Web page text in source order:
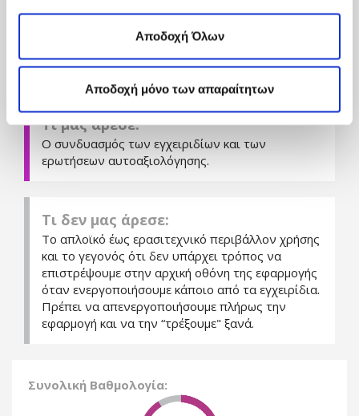
CookiesΕδώκαι τους διαφορετικούς τύπους Cookies
επιλέγοντας «Ρυθμίσεις Cookies», και τροποποίησε ανά
Αποδοχή Όλων
Αποδοχή μόνο των απαραίτητων
Σε καμμιά περίπτωση η εφαρμογή δεν
αντικαθιστά την πλήρη θεωρητική εκπαίδευση
ενός οδηγού, αλλά σίγουρα αποτελεί ένα ωραίο
ενισχυτικό εργαλείο.
Τι μας άρεσε:
Ο συνδυασμός των εγχειριδίων και των
ερωτήσεων αυτοαξιολόγησης.
Τι δεν μας άρεσε:
Το απλοϊκό έως ερασιτεχνικό περιβάλλον χρήσης
και το γεγονός ότι δεν υπάρχει τρόπος να
επιστρέψουμε στην αρχική οθόνη της εφαρμογής
όταν ενεργοποιήσουμε κάποιο από τα εγχειρίδια.
Πρέπει να απενεργοποιήσουμε πλήρως την
εφαρμογή και να την “τρέξουμε" ξανά.
Συνολική Βαθμολογία: